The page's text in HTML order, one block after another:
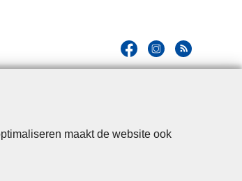
maakt de website ook